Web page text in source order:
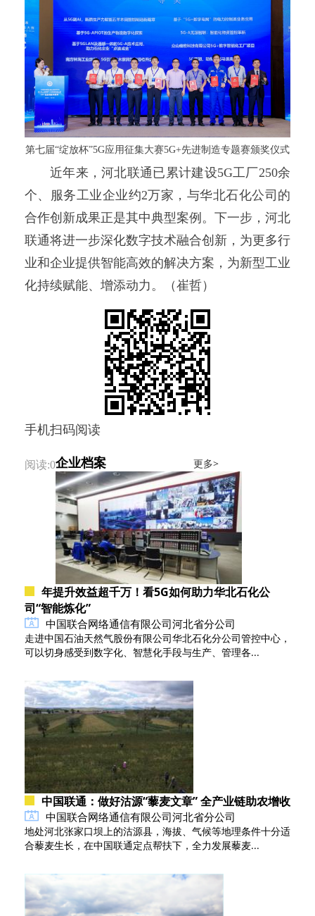
第七届“绽放杯”5G应用征集大赛5G+先进制造专题赛颁奖仪式
近年来，河北联通已累计建设5G工厂250余
个、服务工业企业约2万家，与华北石化公司的
合作创新成果正是其中典型案例。下一步，河北
联通将进一步深化数字技术融合创新，为更多行
业和企业提供智能高效的解决方案，为新型工业
化持续赋能、增添动力。（崔哲）
手机扫码阅读
阅读:0企业档案 更多>
年提升效益超千万！看5G如何助力华北石化公
司“智能炼化”
中国联合网络通信有限公司河北省分公司
走进中国石油天然气股份有限公司华北石化分公司管控中心，
可以切身感受到数字化、智慧化手段与生产、管理各...
中国联通：做好沽源“藜麦文章” 全产业链助农增收
中国联合网络通信有限公司河北省分公司
地处河北张家口坝上的沽源县，海拔、气候等地理条件十分适
合藜麦生长，在中国联通定点帮扶下，全力发展藜麦...